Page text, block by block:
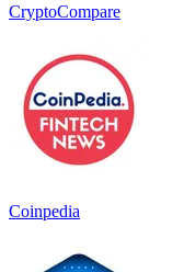
CryptoCompare
Coinpedia